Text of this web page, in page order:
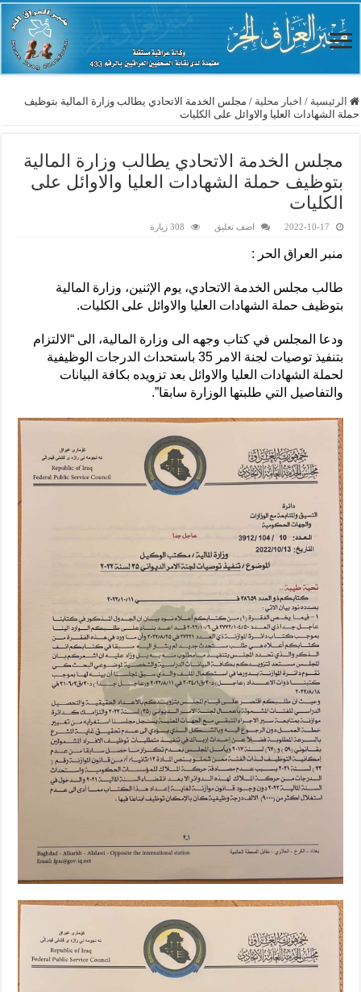
الرئيسية / اخبار محلية / مجلس الخدمة الاتحادي يطالب وزارة المالية بتوظيف
حملة الشهادات العليا والاوائل على الكليات
مجلس الخدمة الاتحادي يطالب وزارة المالية
بتوظيف حملة الشهادات العليا والاوائل على
الكليات
2022-10-17 اضف تعليق 308 زيارة
منبر العراق الحر :
طالب مجلس الخدمة الاتحادي، يوم الإثنين، وزارة المالية
بتوظيف حملة الشهادات العليا والاوائل على الكليات.
ودعا المجلس في كتاب وجهه الى وزارة المالية، الى “الالتزام
بتنفيذ توصيات لجنة الامر 35 باستحداث الدرجات الوظيفية
لحملة الشهادات العليا والاوائل بعد تزويده بكافة البيانات
والتفاصيل التي طلبتها الوزارة سابقا”.